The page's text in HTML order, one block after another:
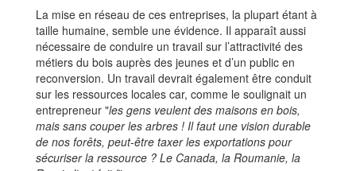
La mise en réseau de ces entreprises, la plupart étant à
taille humaine, semble une évidence. Il apparaît aussi
nécessaire de conduire un travail sur l’attractivité des
métiers du bois auprès des jeunes et d’un public en
reconversion. Un travail devrait également être conduit
sur les ressources locales car, comme le soulignait un
entrepreneur "les gens veulent des maisons en bois,
mais sans couper les arbres ! Il faut une vision durable
de nos forêts, peut-être taxer les exportations pour
sécuriser la ressource ? Le Canada, la Roumanie, la